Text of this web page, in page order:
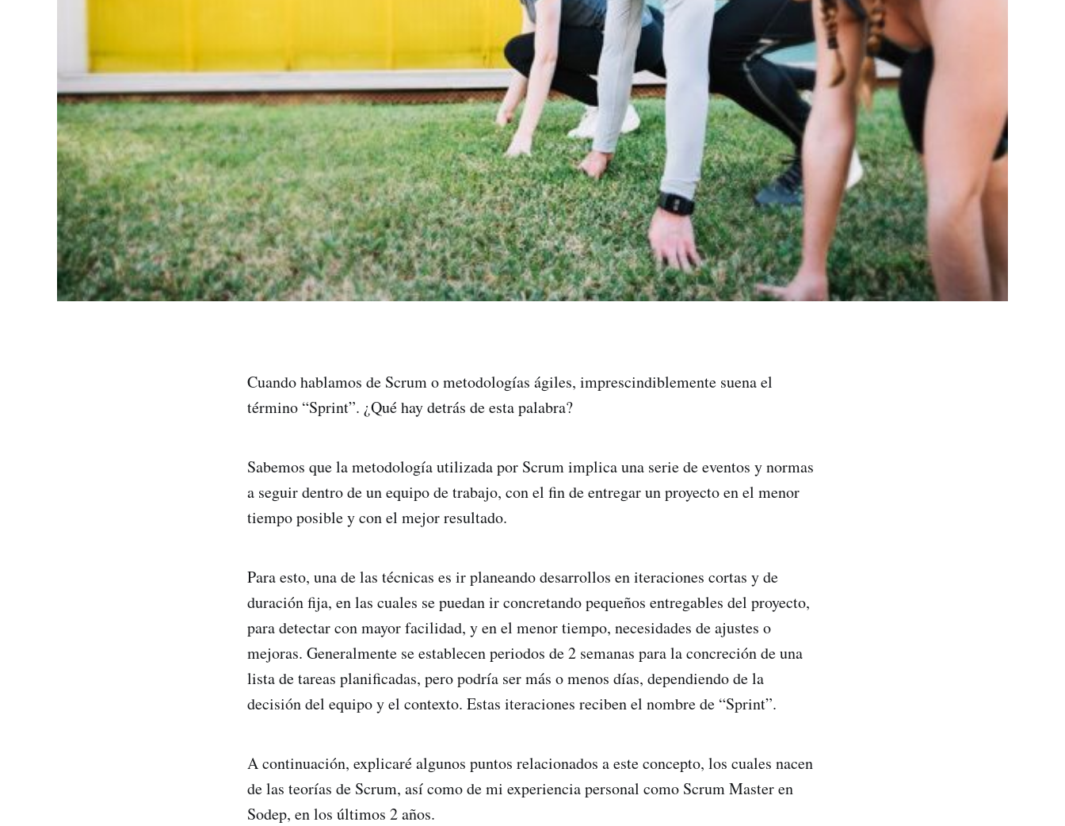
Cuando hablamos de Scrum o metodologías ágiles, imprescindiblemente suena el
término “Sprint”. ¿Qué hay detrás de esta palabra?
Sabemos que la metodología utilizada por Scrum implica una serie de eventos y normas
a seguir dentro de un equipo de trabajo, con el fin de entregar un proyecto en el menor
tiempo posible y con el mejor resultado.
Para esto, una de las técnicas es ir planeando desarrollos en iteraciones cortas y de
duración fija, en las cuales se puedan ir concretando pequeños entregables del proyecto,
para detectar con mayor facilidad, y en el menor tiempo, necesidades de ajustes o
mejoras. Generalmente se establecen periodos de 2 semanas para la concreción de una
lista de tareas planificadas, pero podría ser más o menos días, dependiendo de la
decisión del equipo y el contexto. Estas iteraciones reciben el nombre de “Sprint”.
A continuación, explicaré algunos puntos relacionados a este concepto, los cuales nacen
de las teorías de Scrum, así como de mi experiencia personal como Scrum Master en
Sodep, en los últimos 2 años.